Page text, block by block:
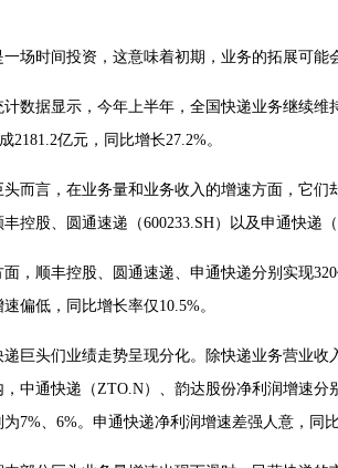
场时间投资，这意味着初期，业务的拓展可能
数据显示，今年上半年，全国快递业务继续维
2181.2亿元，同比增长27.2%。
而言，在业务量和业务收入的增速方面，它
控股、圆通速递（600233.SH）以及申通快递（
，顺丰控股、圆通速递、申通快递分别实现
偏低，同比增长率仅10.5%。
巨头们业绩走势呈现分化。除快递业务营业
中通快递（ZTO.N）、韵达股份净利润增速分
7%、6%。申通快递净利润增速差强人意，同比